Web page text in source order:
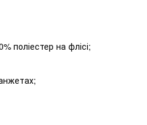
поліестер на флісі;